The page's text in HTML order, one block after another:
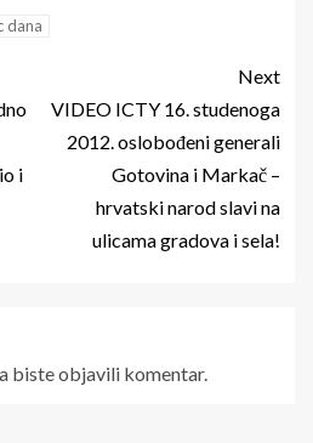
dana
i
Next
VIDEO ICTY 16. studenoga
2012. oslobođeni generali
Gotovina i Markač –
hrvatski narod slavi na
ulicama gradova i sela!
biste objavili komentar.